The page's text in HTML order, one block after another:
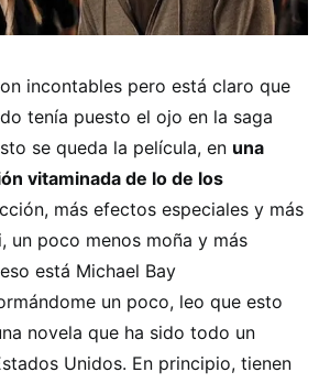
incontables pero está claro que
tenía puesto el ojo en la saga
se queda la película, en una
vitaminada de lo de los
más efectos especiales y más
un poco menos moña y más
está Michael Bay
un poco, leo que esto
novela que ha sido todo un
Unidos. En principio, tienen